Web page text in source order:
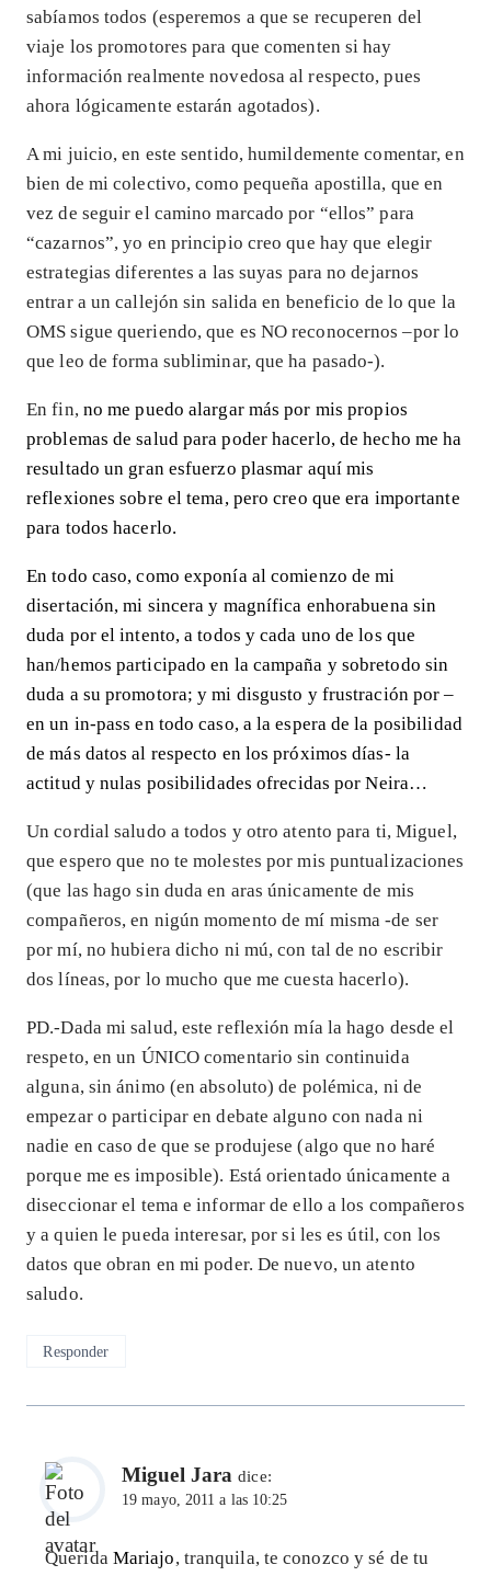
sabíamos todos (esperemos a que se recuperen del
viaje los promotores para que comenten si hay
información realmente novedosa al respecto, pues
ahora lógicamente estarán agotados).
A mi juicio, en este sentido, humildemente comentar, en
bien de mi colectivo, como pequeña apostilla, que en
vez de seguir el camino marcado por “ellos” para
“cazarnos”, yo en principio creo que hay que elegir
estrategias diferentes a las suyas para no dejarnos
entrar a un callejón sin salida en beneficio de lo que la
OMS sigue queriendo, que es NO reconocernos –por lo
que leo de forma subliminar, que ha pasado-).
En fin, no me puedo alargar más por mis propios
problemas de salud para poder hacerlo, de hecho me ha
resultado un gran esfuerzo plasmar aquí mis
reflexiones sobre el tema, pero creo que era importante
para todos hacerlo.
En todo caso, como exponía al comienzo de mi
disertación, mi sincera y magnífica enhorabuena sin
duda por el intento, a todos y cada uno de los que
han/hemos participado en la campaña y sobretodo sin
duda a su promotora; y mi disgusto y frustración por –
en un in-pass en todo caso, a la espera de la posibilidad
de más datos al respecto en los próximos días- la
actitud y nulas posibilidades ofrecidas por Neira…
Un cordial saludo a todos y otro atento para ti, Miguel,
que espero que no te molestes por mis puntualizaciones
(que las hago sin duda en aras únicamente de mis
compañeros, en nigún momento de mí misma -de ser
por mí, no hubiera dicho ni mú, con tal de no escribir
dos líneas, por lo mucho que me cuesta hacerlo).
PD.-Dada mi salud, este reflexión mía la hago desde el
respeto, en un ÚNICO comentario sin continuida
alguna, sin ánimo (en absoluto) de polémica, ni de
empezar o participar en debate alguno con nada ni
nadie en caso de que se produjese (algo que no haré
porque me es imposible). Está orientado únicamente a
diseccionar el tema e informar de ello a los compañeros
y a quien le pueda interesar, por si les es útil, con los
datos que obran en mi poder. De nuevo, un atento
saludo.
Responder
Miguel Jara dice:
19 mayo, 2011 a las 10:25
Querida Mariajo, tranquila, te conozco y sé de tu